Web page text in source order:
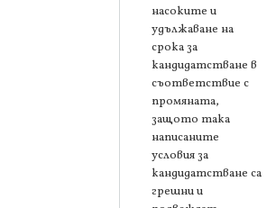
насоките и
удължаване на
срока за
кандидатстване в
съответствие с
промяната,
защото така
написаните
условия за
кандидатстване са
грешни и